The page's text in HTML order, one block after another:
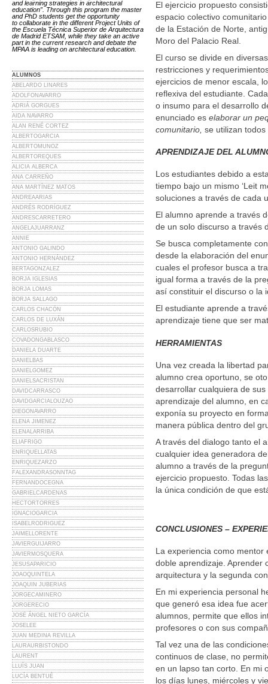
and learning strategies in architectural
education”. Through this program the master
and PhD students get the opportunity
to collaborate in the different Project Units of
the Escuela Técnica Superior de Arquitectura
de Madrid ETSAM, while they take an active
part in the current research and debate the
MPAA is leading on architectural education.
ALUMNOS
ABELARDO LINARES
ADOLFONAVARRO
ADRIÁ GORGUES
AIDA NAVARRO
ALAN RENÉ CORTEZ
ALBERTOGARCIA
ALBERTOMUNOZ
ALBERTOREQUES
ALICIA ALBERCA
ANA CARREÑO
ANA MARTÍNEZ MATOS
ANDREAARIAS
ANDRÉS RODRÍGUEZ
ANDRESCARRETERO
ANGELAJUARRANZ
ANNIE
ANTONIO GALINDO
ANTONIO HERNÁNDEZ
BERTAGONZALEZ
BORJA IGLESIAS
BORJA LOMAS
BORJA SALLAGO
CARLOS CHACÓN
CARLOS DE LUXÁN
CARLOSRUBIO
COVADONGABLASCO
DANIELA DUARTE
DANIELBAS
DANIELGOMEZ
DANIELSACRISTAN
DAVIDCARRASCO
DAVIDGARCIALOUZAO
DIEGONAVARRO
ELENA JIMENEZ
ELENALARRIBA
ELIAFRIGO
ENRIQUELLATAS
ENRIQUEZARZO
FALEXANDRASONNTAG
FERNANDOCEGNA
GABRIELCARDENAS
HECTORTORRES
IGNACIOGARCIA
ISABELRODRIGUEZ
JAIMELLORENTE
JAVIERGUIJARRO
JAVIERMOSQUERA
JESUSAPARICIO
JOAOQUINTELA
JOAQUIN JUBERIAS
JORGECAMINERO
JORGERECIO
JOSÉ ÁNGEL NIETO GARCÍA
JOSELEE
JUAN MEDINA REVILLA
LAURAURBISTONDO
LAURENT
LLUÍS JUAN
LUCÍA BENTUÉ
El ejercicio propuesto
espacio colectivo
de la Estación de Norte,
Moro del Palacio Real.
El curso se divide en
restricciones y
ejercicios de menor escala,
reflexiva del estudiante.
o insumo para el desarrollo
enunciado es elaborar un
comunitario, se utilizan
APRENDIZAJE DEL
Los estudiantes debido a
tiempo bajo un mismo ‘Leit
soluciones a través de cada
El alumno aprende a través
de un solo discurso a través
Se busca completamente
desde la elaboración del
cuales el profesor busca a
igual forma a través de la
así constituir el discurso o la
El estudiante aprende a
aprendizaje tiene que ser
HERRAMIENTAS
Una vez creada la libertad
alumno crea oportuno, se
desarrollar cualquiera de
aprendizaje del alumno, en
exponía su proyecto en
manera pública dentro del
A través del dialogo tanto el
cualquier idea generadora
alumno a través de la
ejercicio propuesto. Todas
la única condición de que
CONCLUSIONES –
La experiencia como
doble aprendizaje. Aprender
arquitectura y la segunda
En mi experiencia personal
que generó esa idea fue
alumnos, permite que ellos
profesores o con sus
Tal vez una de las
continuos de clase, no
en un lapso tan corto. En mi
los días lunes, miércoles y